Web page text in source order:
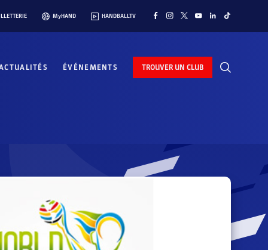
MyHAND HANDBALLTV
ÉVÉNEMENTS TROUVER UN CLUB